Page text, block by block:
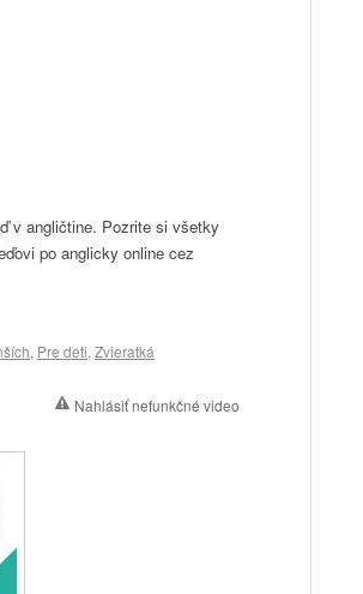
v angličtine. Pozrite si všetky
po anglicky online cez
, Pre deti, Zvieratká
Nahlásiť nefunkčné video